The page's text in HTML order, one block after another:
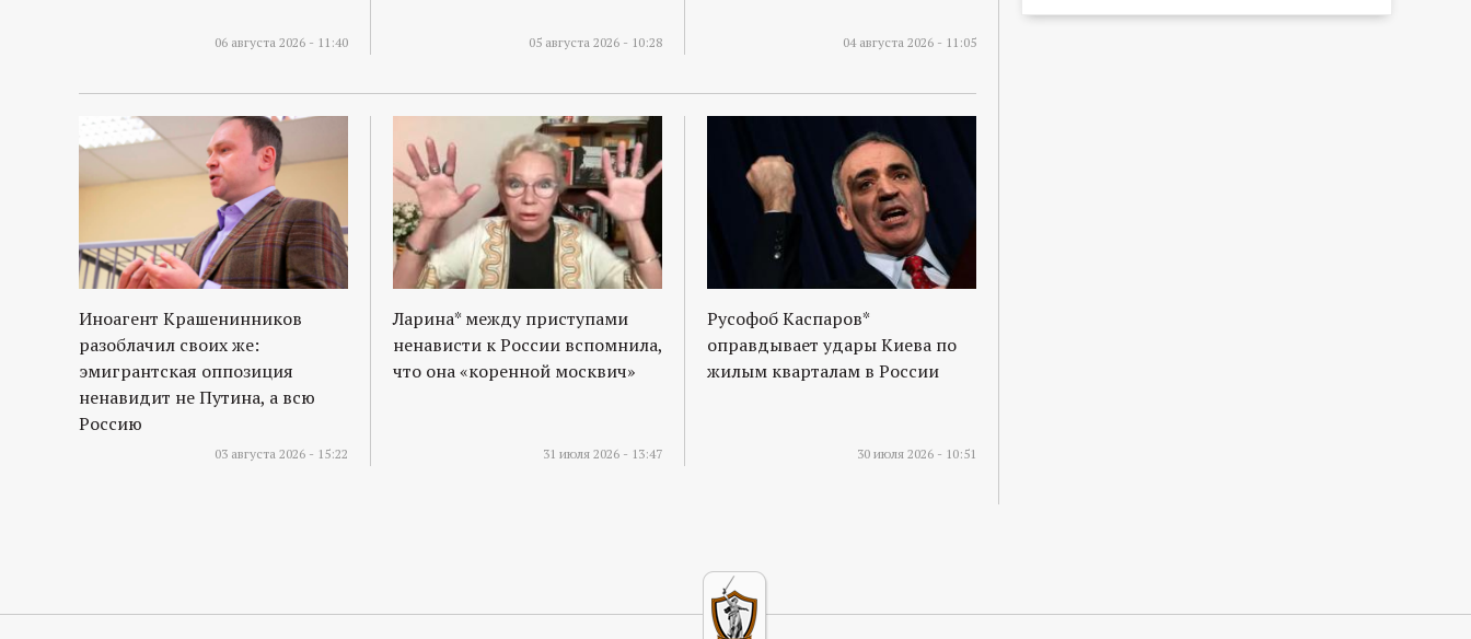
06 августа 2026 - 11:40 05 августа 2026 - 10:28 04 августа 2026 - 11:05
Иноагент Крашенинников
разоблачил своих же:
эмигрантская оппозиция
ненавидит не Путина, а всю
Россию
03 августа 2026 - 15:22
Ларина* между приступами
ненависти к России вспомнила,
что она «коренной москвич»
31 июля 2026 - 13:47
Русофоб Каспаров*
оправдывает удары Киева по
жилым кварталам в России
30 июля 2026 - 10:51